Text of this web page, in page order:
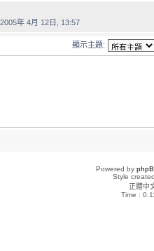
年 4月 12日, 13:57
顯示主題:
Powered by
Style
正體中
Time :